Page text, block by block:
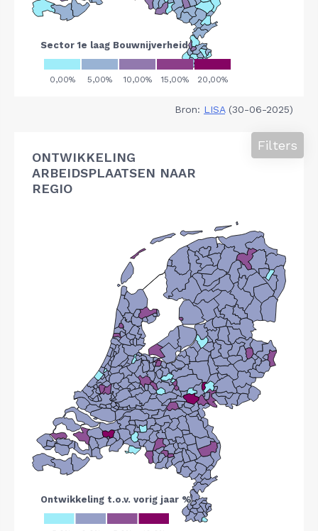
Bron: LISA(30-06-2025)
ONTWIKKELING
ARBEIDSPLAATSEN NAAR
REGIO
Filters